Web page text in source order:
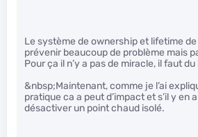
Le système de ownership et lifetime
prévenir beaucoup de problème mais
Pour ça il n’y a pas de miracle, il faut
&nbsp;Maintenant, comme je l’ai
pratique ca a peut d’impact et s’il y en
désactiver un point chaud isolé.